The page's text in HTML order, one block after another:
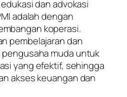
dan advokasi
adalah dengan
koperasi.
pembelajaran dan
muda untuk
yang efektif, sehingga
akses keuangan dan